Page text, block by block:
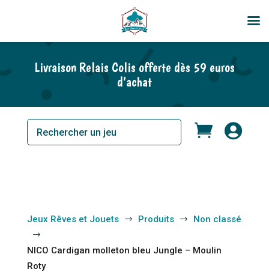
Livraison Relais Colis offerte dès 59 euros
d’achat
 
Jeux Rêves et Jouets $ Produits $ Non classé
$
NICO Cardigan molleton bleu Jungle – Moulin
Roty